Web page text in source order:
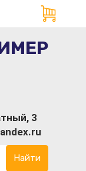
3
Найти